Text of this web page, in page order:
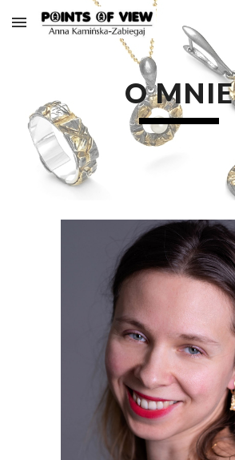
Skip to main content
O MNIE